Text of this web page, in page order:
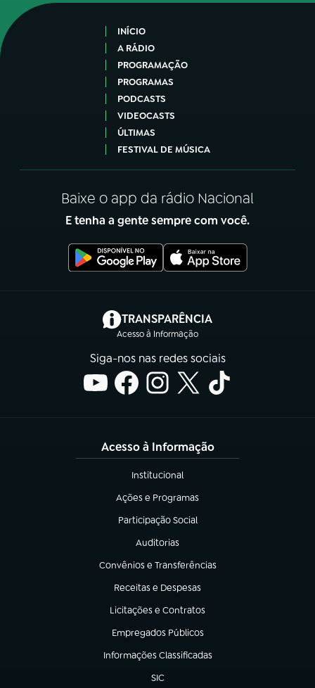
INÍCIO
A RÁDIO
PROGRAMAÇÃO
PROGRAMAS
PODCASTS
VIDEOCASTS
ÚLTIMAS
FESTIVAL DE MÚSICA
Baixe o app da rádio Nacional
E tenha a gente sempre com você.
TRANSPARÊNCIA
Acesso à Informação
(abre em nova aba)
Siga-nos nas redes sociais
Acesso à Informação
Institucional
(abre em nova aba)
Ações e Programas
(abre em nova aba)
Participação Social
(abre em nova aba)
Auditorias
(abre em nova aba)
Convênios e Transferências
(abre em nova aba)
Receitas e Despesas
(abre em nova aba)
Licitações e Contratos
(abre em nova aba)
Empregados Públicos
(abre em nova aba)
Informações Classificadas
(abre em nova aba)
SIC
(abre em nova aba)